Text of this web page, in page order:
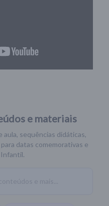
e materiais
sequências didáticas,
datas comemorativas e
Infantil.